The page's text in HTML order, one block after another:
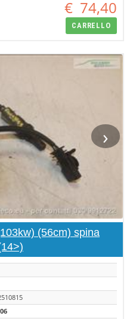
€ 74,40
CARRELLO
›
(56cm) spina